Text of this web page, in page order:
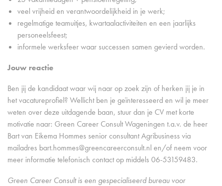
veel vrijheid en verantwoordelijkheid in je werk;
regelmatige teamuitjes, kwartaalactiviteiten en een jaarlijks
personeelsfeest;
informele werksfeer waar successen samen gevierd worden.
Jouw reactie
Ben jij de kandidaat waar wij naar op zoek zijn of herken jij je in
het vacatureprofiel? Wellicht ben je geïnteresseerd en wil je meer
weten over deze uitdagende baan, stuur dan je CV met korte
motivatie naar: Green Career Consult Wageningen t.a.v. de heer
Bart van Eikema Hommes senior consultant Agribusiness via
mailadres bart.hommes@greencareerconsult.nl en/of neem voor
meer informatie telefonisch contact op middels 06-53159483.
Green Career Consult is een gespecialiseerd bureau voor